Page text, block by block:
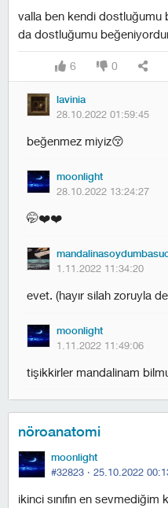
valla ben kendi dostluğumu
da dostluğumu
6 0
lavinia
28.10.2022 01:59:45
beğenmez miyiz😚
moonlight
28.10.2022 13:24:27
🤭❤️❤️
1.11.2022 11:34:20
evet. (hayır silah zoruyla
moonlight
1.11.2022 11:49:06
tişikkirler mandalinam
nöroanatomi
moonlight
#32823 · 25.10.2022
i̇kinci sınıfın en sevmediğim